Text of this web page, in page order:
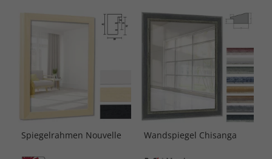
Spiegelrahmen Nouvelle Wandspiegel Chisanga